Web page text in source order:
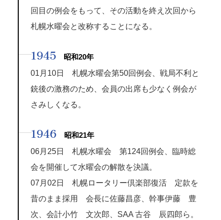
回目の例会をもって、その活動を終え次回から
札幌水曜会と改称することになる。
1945
昭和20年
01月10日 札幌水曜会第50回例会、戦局不利と
銃後の激務のため、会員の出席も少なく例会が
さみしくなる。
1946
昭和21年
06月25日 札幌水曜会 第124回例会、臨時総
会を開催して水曜会の解散を決議。
07月02日 札幌ロータリー倶楽部復活 定款を
昔のまま採用 会長に佐藤昌彦、幹事伊藤 豊
次、会計小竹 文次郎、SAA 古谷 辰四郎ら。